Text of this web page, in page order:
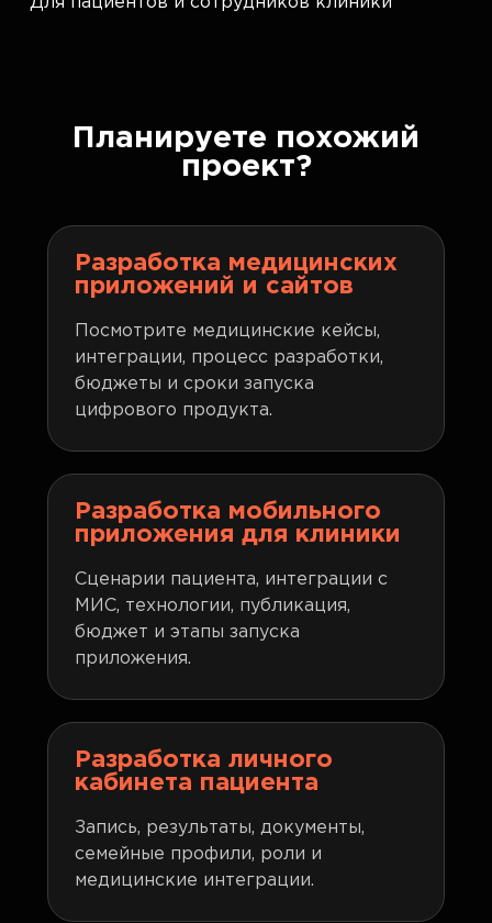
Планируете похожий
проект?
Разработка медицинских
приложений и сайтов
Посмотрите медицинские кейсы,
интеграции, процесс разработки,
бюджеты и сроки запуска
цифрового продукта.
Разработка мобильного
приложения для клиники
Сценарии пациента, интеграции с
МИС, технологии, публикация,
бюджет и этапы запуска
приложения.
Разработка личного
кабинета пациента
Запись, результаты, документы,
семейные профили, роли и
медицинские интеграции.